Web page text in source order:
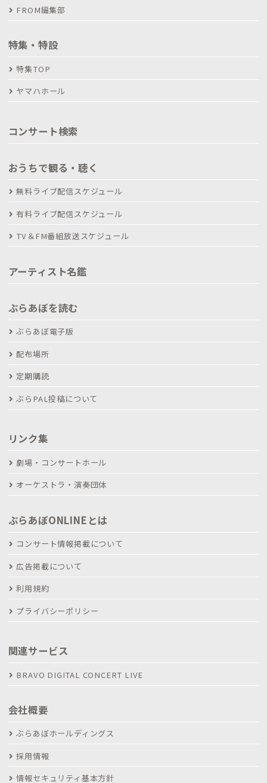
FROM編集部
特集・特設
特集TOP
ヤマハホール
コンサート検索
おうちで観る・聴く
無料ライブ配信スケジュール
有料ライブ配信スケジュール
TV＆FM番組放送スケジュール
アーティスト名鑑
ぶらあぼを読む
ぶらあぼ電子版
配布場所
定期購読
ぶらPAL投稿について
リンク集
劇場・コンサートホール
オーケストラ・演奏団体
ぶらあぼONLINEとは
コンサート情報掲載について
広告掲載について
利用規約
プライバシーポリシー
関連サービス
BRAVO DIGITAL CONCERT LIVE
会社概要
ぶらあぼホールディングス
採用情報
情報セキュリティ基本方針